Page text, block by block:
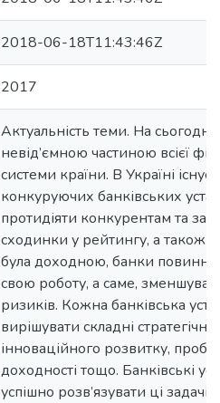
2018-06-18T11:43:46Z
2017
Актуальність теми. На
невід’ємною частиною всієї
системи країни. В Україні існує
конкуруючих банківських
протидіяти конкурентам та
сходинки у рейтингу, а також
була доходною, банки повинні
свою роботу, а саме,
ризиків. Кожна банківська
вирішувати складні стратегічні
інноваційного розвитку,
доходності тощо. Банківські
успішно розв’язувати ці задачі